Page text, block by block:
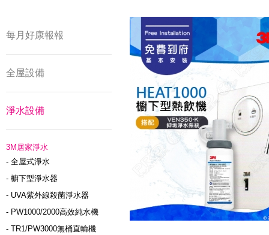
每月好康報報
全屋設備
淨水設備
3M居家淨水
- 全屋式淨水
- 櫥下型淨水器
- UVA紫外線殺菌淨水器
- PW1000/2000高效純水機
- TR1/PW3000無桶直輸機